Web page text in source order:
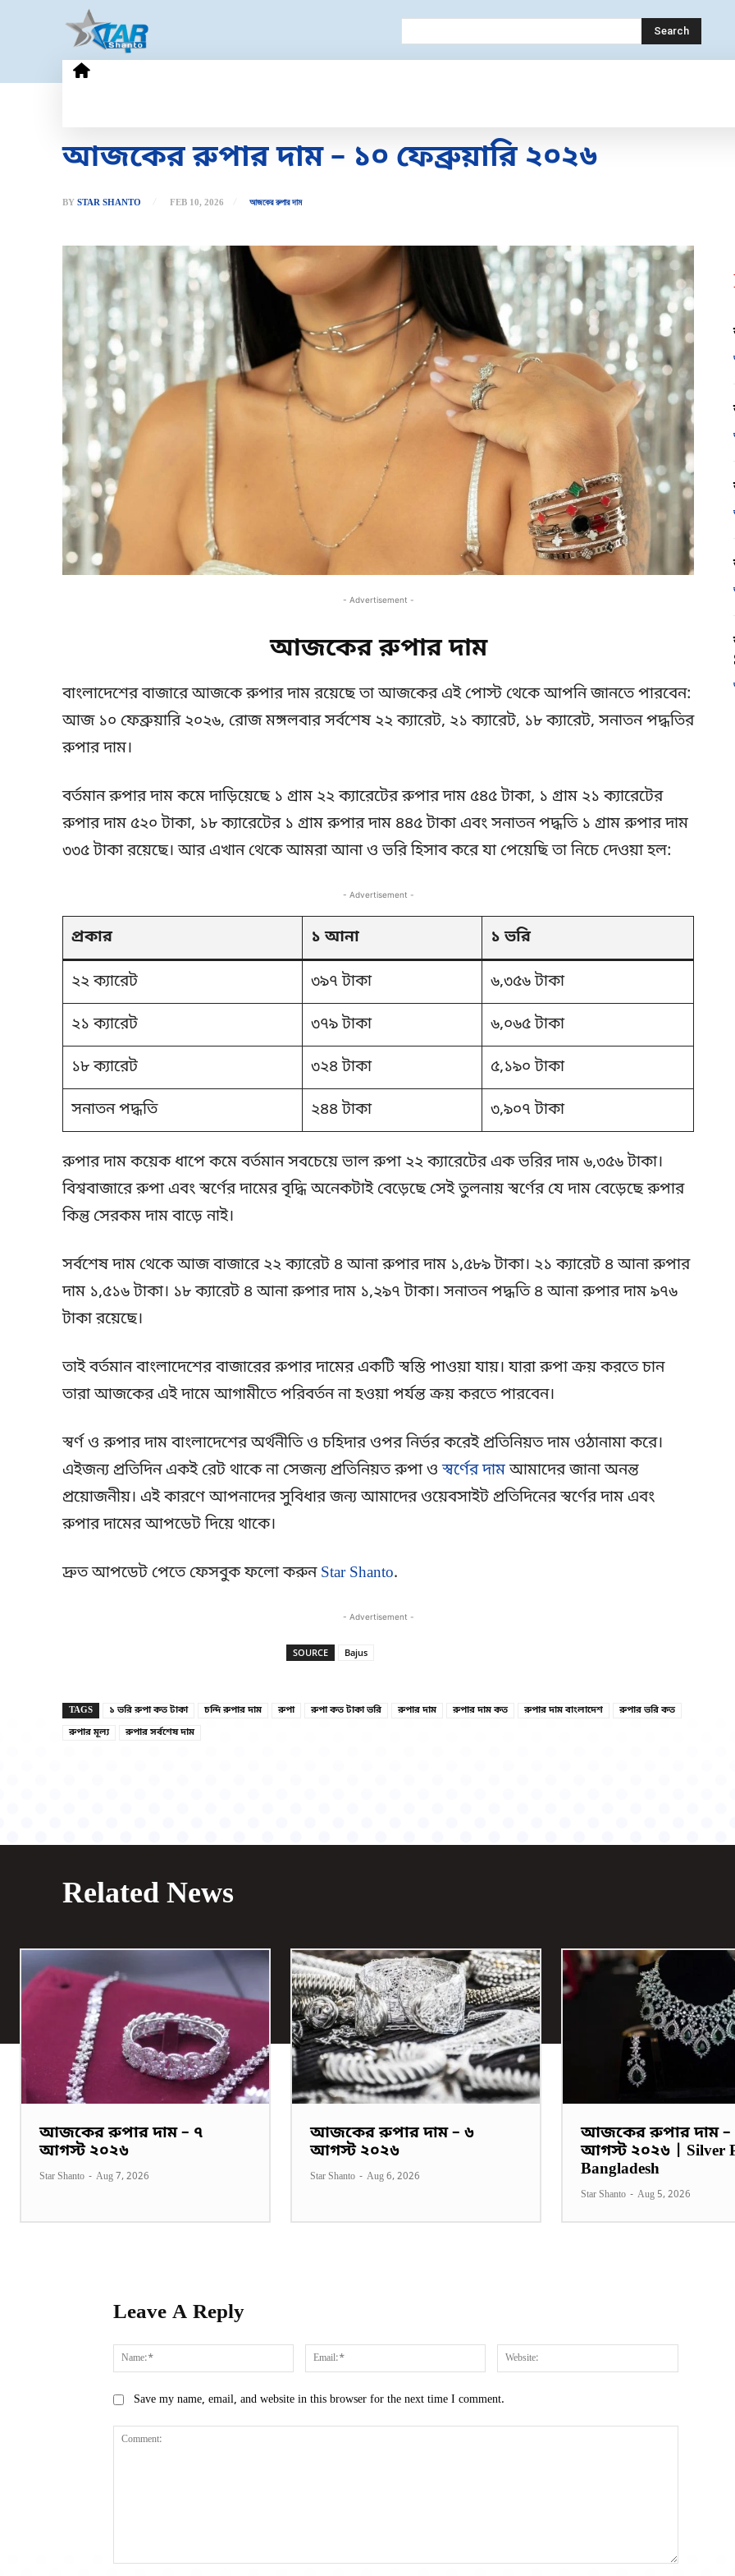
Search
আজকের রুপার দাম – ১০ ফেব্রুয়ারি ২০২৬
BY STAR SHANTO FEB 10, 2026 আজকের রুপার দাম
- Advertisement -
আজকের রুপার দাম
বাংলাদেশের বাজারে আজকে রুপার দাম রয়েছে তা আজকের এই পোস্ট থেকে আপনি জানতে পারবেন:
আজ ১০ ফেব্রুয়ারি ২০২৬, রোজ মঙ্গলবার সর্বশেষ ২২ ক্যারেট, ২১ ক্যারেট, ১৮ ক্যারেট, সনাতন পদ্ধতির
রুপার দাম।
বর্তমান রুপার দাম কমে দাড়িয়েছে ১ গ্রাম ২২ ক্যারেটের রুপার দাম ৫৪৫ টাকা, ১ গ্রাম ২১ ক্যারেটের
রুপার দাম ৫২০ টাকা, ১৮ ক্যারেটের ১ গ্রাম রুপার দাম ৪৪৫ টাকা এবং সনাতন পদ্ধতি ১ গ্রাম রুপার দাম
৩৩৫ টাকা রয়েছে। আর এখান থেকে আমরা আনা ও ভরি হিসাব করে যা পেয়েছি তা নিচে দেওয়া হল:
- Advertisement -
প্রকার ১ আনা ১ ভরি
২২ ক্যারেট ৩৯৭ টাকা ৬,৩৫৬ টাকা
২১ ক্যারেট ৩৭৯ টাকা ৬,০৬৫ টাকা
১৮ ক্যারেট ৩২৪ টাকা ৫,১৯০ টাকা
সনাতন পদ্ধতি ২৪৪ টাকা ৩,৯০৭ টাকা
রুপার দাম কয়েক ধাপে কমে বর্তমান সবচেয়ে ভাল রুপা ২২ ক্যারেটের এক ভরির দাম ৬,৩৫৬ টাকা।
বিশ্ববাজারে রুপা এবং স্বর্ণের দামের বৃদ্ধি অনেকটাই বেড়েছে সেই তুলনায় স্বর্ণের যে দাম বেড়েছে রুপার
কিন্তু সেরকম দাম বাড়ে নাই।
সর্বশেষ দাম থেকে আজ বাজারে ২২ ক্যারেট ৪ আনা রুপার দাম ১,৫৮৯ টাকা। ২১ ক্যারেট ৪ আনা রুপার
দাম ১,৫১৬ টাকা। ১৮ ক্যারেট ৪ আনা রুপার দাম ১,২৯৭ টাকা। সনাতন পদ্ধতি ৪ আনা রুপার দাম ৯৭৬
টাকা রয়েছে।
তাই বর্তমান বাংলাদেশের বাজারের রুপার দামের একটি স্বস্তি পাওয়া যায়। যারা রুপা ক্রয় করতে চান
তারা আজকের এই দামে আগামীতে পরিবর্তন না হওয়া পর্যন্ত ক্রয় করতে পারবেন।
স্বর্ণ ও রুপার দাম বাংলাদেশের অর্থনীতি ও চহিদার ওপর নির্ভর করেই প্রতিনিয়ত দাম ওঠানামা করে।
এইজন্য প্রতিদিন একই রেট থাকে না সেজন্য প্রতিনিয়ত রুপা ওস্বর্ণের দামআমাদের জানা অনন্ত
প্রয়োজনীয়। এই কারণে আপনাদের সুবিধার জন্য আমাদের ওয়েবসাইট প্রতিদিনের স্বর্ণের দাম এবং
রুপার দামের আপডেট দিয়ে থাকে।
দ্রুত আপডেট পেতে ফেসবুক ফলো করুন Star Shanto.
- Advertisement -
SOURCE Bajus
TAGS ১ ভরি রুপা কত টাকা চন্দি রুপার দাম রুপা রুপা কত টাকা ভরি রুপার দাম রুপার দাম কত রুপার দাম বাংলাদেশ
রুপার ভরি কত
রুপার মূল্য
রুপার সর্বশেষ দাম
Related News
আজকের রুপার দাম – ৭
আগস্ট ২০২৬
Star Shanto - Aug 7, 2026
আজকের রুপার দাম – ৬
আগস্ট ২০২৬
Star Shanto - Aug 6, 2026
আজকের রুপার দাম –
আগস্ট ২০২৬ | Silver
Bangladesh
Star Shanto - Aug 5, 2026
Leave A Reply
Name:* Email:*
Save my name, email, and website in this browser for the next time I comment.